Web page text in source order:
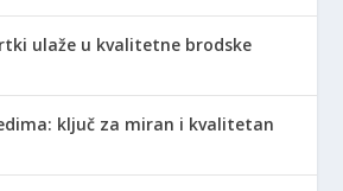
ulaže u kvalitetne brodske
ključ za miran i kvalitetan